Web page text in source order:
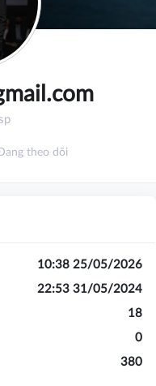
theo dõi
10:38 25/05/2026
22:53 31/05/2024
18
0
380